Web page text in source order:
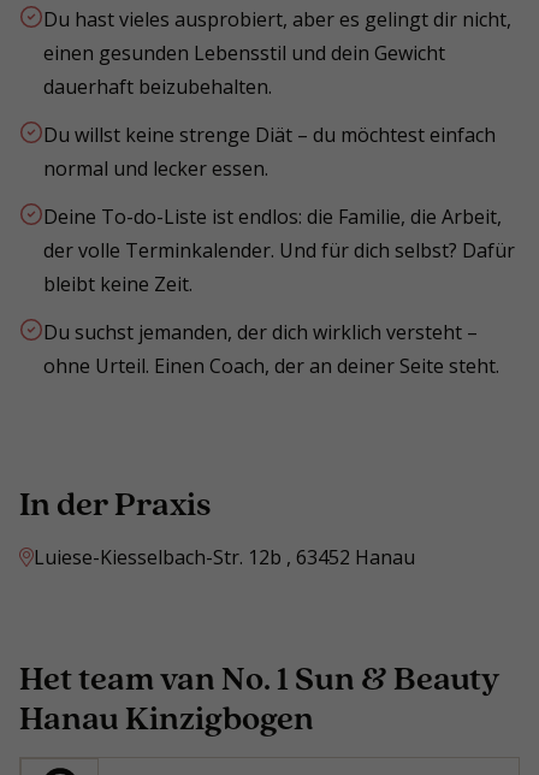
Du hast vieles ausprobiert, aber es gelingt dir nicht,
einen gesunden Lebensstil und dein Gewicht
dauerhaft beizubehalten.
Du willst keine strenge Diät – du möchtest einfach
normal und lecker essen.
Deine To-do-Liste ist endlos: die Familie, die Arbeit,
der volle Terminkalender. Und für dich selbst? Dafür
bleibt keine Zeit.
Du suchst jemanden, der dich wirklich versteht –
ohne Urteil. Einen Coach, der an deiner Seite steht.
In der Praxis
Luiese-Kiesselbach-Str. 12b , 63452 Hanau
Het team van No. 1 Sun & Beauty
Hanau Kinzigbogen